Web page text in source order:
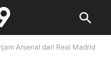
Arsenal dari Real Madrid